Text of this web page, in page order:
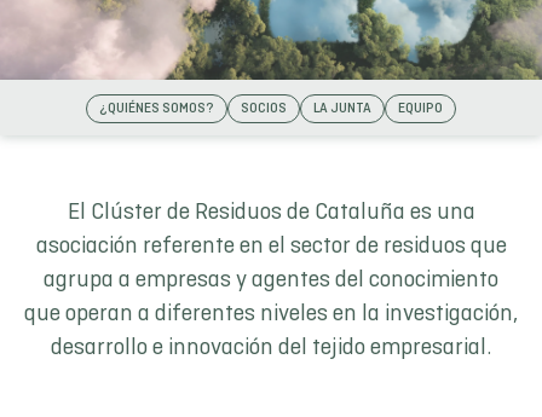
¿QUIÉNES SOMOS? SOCIOS LA JUNTA EQUIPO
El Clúster de Residuos de Cataluña es una
asociación referente en el sector de residuos que
agrupa a empresas y agentes del conocimiento
que operan a diferentes niveles en la investigación,
desarrollo e innovación del tejido empresarial.